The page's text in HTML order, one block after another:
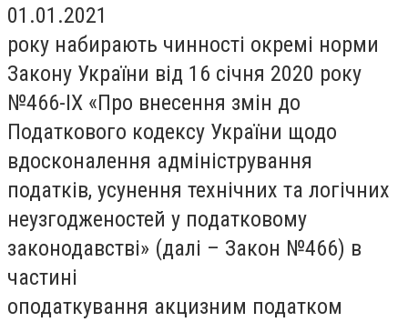
01.01.2021
року набирають чинності окремі норми
Закону України від 16 січня 2020 року
№466-ІХ «Про внесення змін до
Податкового кодексу України щодо
вдосконалення адміністрування
податків, усунення технічних та логічних
неузгодженостей у податковому
законодавстві» (далі – Закон №466) в
частині
оподаткування акцизним податком